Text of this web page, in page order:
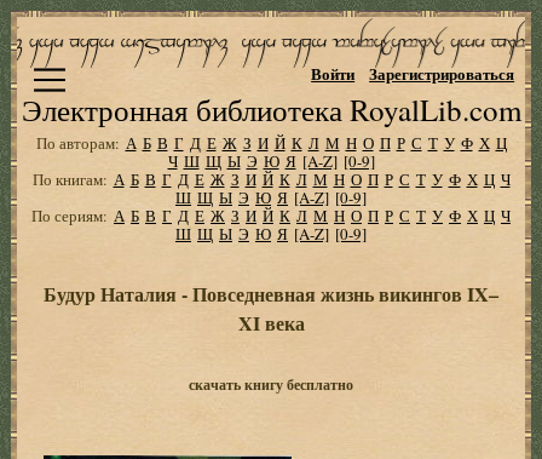
Электронная библиотека RoyalLib.com
Войти Зарегистрироваться
По авторам: А Б В Г Д Е Ж З И Й К Л М Н О П Р С Т У Ф Х Ц
Ч Ш Щ Ы Э Ю Я [A-Z] [0-9]
По книгам: А Б В Г Д Е Ж З И Й К Л М Н О П Р С Т У Ф Х Ц Ч
Ш Щ Ы Э Ю Я [A-Z] [0-9]
По сериям: А Б В Г Д Е Ж З И Й К Л М Н О П Р С Т У Ф Х Ц Ч
Ш Щ Ы Э Ю Я [A-Z] [0-9]
Будур Наталия - Повседневная жизнь викингов IX–
XI века
скачать книгу бесплатно